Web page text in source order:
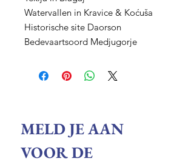
Watervallen in Kravice & Koćuša
Historische site Daorson
Bedevaartsoord Medjugorje
MELD JE AAN
VOOR DE